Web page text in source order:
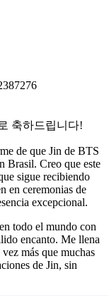
de que Jin de BTS
Brasil. Creo que este
sigue recibiendo
en ceremonias de
excepcional.
todo el mundo con
encanto. Me llena
más que muchas
de Jin, sin